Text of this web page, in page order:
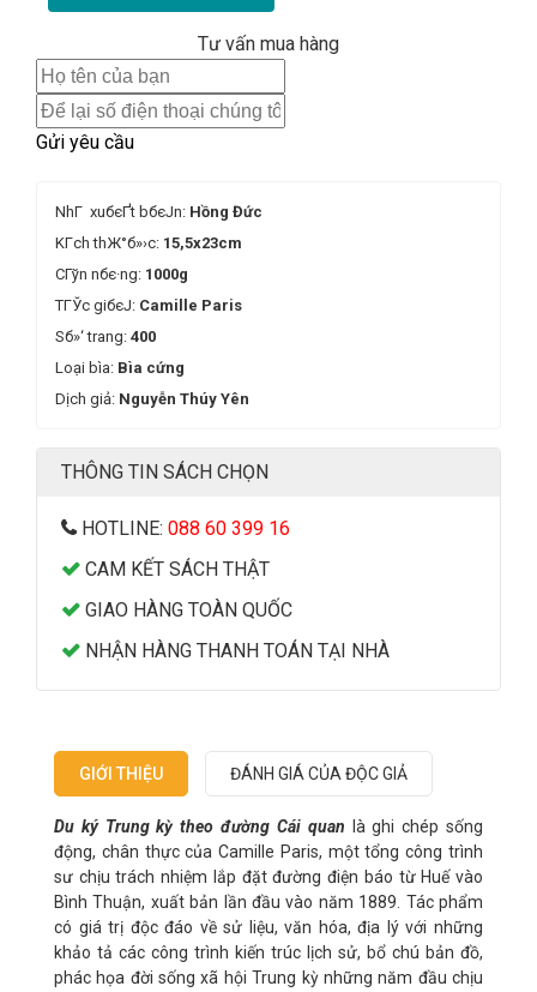
Tư vấn mua hàng
Gửi yêu cầu
NhГ xuбєҐt bбєЈn: Hồng Đức
KГ­ch thЖ°б»›c: 15,5x23cm
CГўn nбє·ng: 1000g
TГЎc giбєЈ: Camille Paris
Sб»‘ trang: 400
Loại bìa: Bìa cứng
Dịch giả: Nguyễn Thúy Yên
THÔNG TIN SÁCH CHỌN
HOTLINE: 088 60 399 16
CAM KẾT SÁCH THẬT
GIAO HÀNG TOÀN QUỐC
NHẬN HÀNG THANH TOÁN TẠI NHÀ
GIỚI THIỆU ĐÁNH GIÁ CỦA ĐỘC GIẢ
Du ký Trung kỳ theo đường Cái quan là ghi chép sống
động, chân thực của Camille Paris, một tổng công trình
sư chịu trách nhiệm lắp đặt đường điện báo từ Huế vào
Bình Thuận, xuất bản lần đầu vào năm 1889. Tác phẩm
có giá trị độc đáo về sử liệu, văn hóa, địa lý với những
khảo tả các công trình kiến trúc lịch sử, bổ chú bản đồ,
phác họa đời sống xã hội Trung kỳ những năm đầu chịu